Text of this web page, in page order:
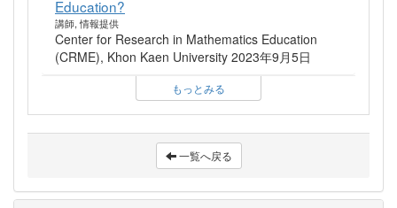
Education?
講師, 情報提供
Center for Research in Mathematics Education
(CRME), Khon Kaen University 2023年9月5日
もっとみる
一覧へ戻る